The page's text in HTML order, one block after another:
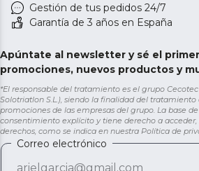
Gestión de tus pedidos 24/7
Garantía de 3 años en España
Apúntate al newsletter y sé el
promociones, nuevos productos y
*El responsable del tratamiento es el grupo
Solotriatlon S.L.), siendo la finalidad del
promociones de las empresas del grupo. La base
consentimiento explícito y tiene derecho a
derechos, como se indica en nuestra Política de
Correo electrónico